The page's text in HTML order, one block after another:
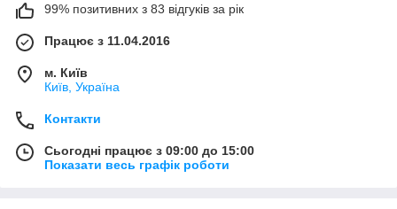
99% позитивних з 83 відгуків за рік
Працює з 11.04.2016
м. Київ
Київ, Україна
Контакти
Сьогодні працює з 09:00 до 15:00
Показати весь графік роботи